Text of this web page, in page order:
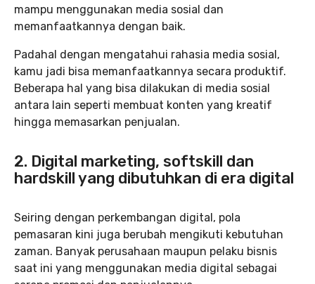
mampu menggunakan media sosial dan
memanfaatkannya dengan baik.
Padahal dengan mengatahui rahasia media sosial,
kamu jadi bisa memanfaatkannya secara produktif.
Beberapa hal yang bisa dilakukan di media sosial
antara lain seperti membuat konten yang kreatif
hingga memasarkan penjualan.
2. Digital marketing, softskill dan
hardskill yang dibutuhkan di era digital
Seiring dengan perkembangan digital, pola
pemasaran kini juga berubah mengikuti kebutuhan
zaman. Banyak perusahaan maupun pelaku bisnis
saat ini yang menggunakan media digital sebagai